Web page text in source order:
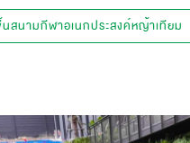
สนามกีฬาอเนกประสงค์หญ้าเทียม